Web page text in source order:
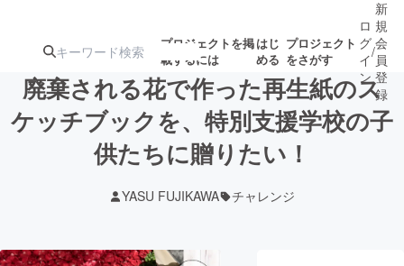
プロジェクトを掲
載するには
はじ
める
プロジェクト
をさがす
注目のリ 注目の新着プロ 募集終了が近いプ
ロ
グ
イ
ン
/
新
規
会
員
登
録
廃棄される花で作った再生紙のス
ケッチブックを、特別支援学校の子
供たちに贈りたい！
YASU FUJIKAWA チャレンジ